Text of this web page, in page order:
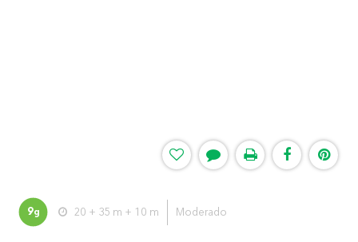
9g 20 + 35 m + 10 m Moderado